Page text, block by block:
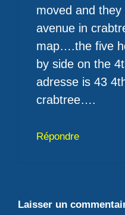
moved and
avenue in
map….the five
by side on the
adresse is 43
crabtree….
Répondre
Laisser un